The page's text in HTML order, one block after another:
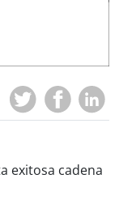
exitosa cadena